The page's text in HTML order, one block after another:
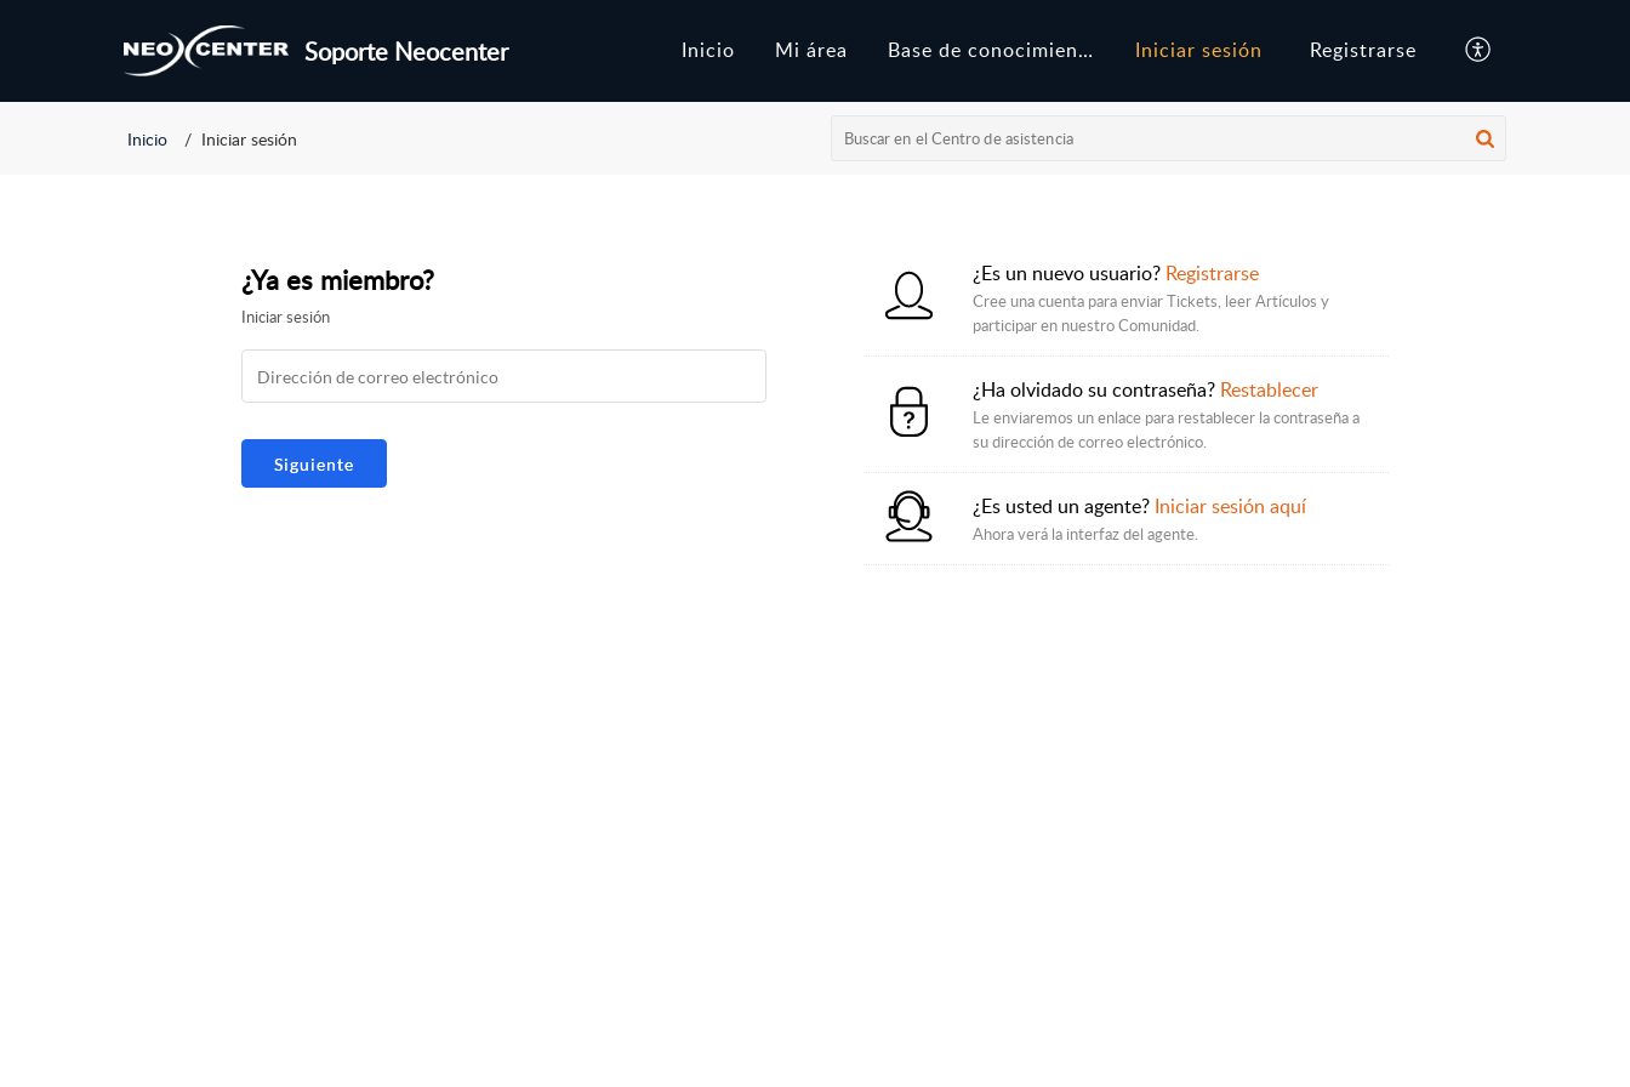
Soporte Neocenter Inicio Mi área Base de conocimientos Iniciar sesión Registrarse
Inicio Iniciar sesión
¿Ya es miembro?
Iniciar sesión
¿Es un nuevo usuario? Registrarse
Cree una cuenta para enviar Tickets, leer Artículos y
participar en nuestro Comunidad.
¿Ha olvidado su contraseña? Restablecer
Le enviaremos un enlace para restablecer la contraseña a
su dirección de correo electrónico.
¿Es usted un agente? Iniciar sesión aquí
Ahora verá la interfaz del agente.